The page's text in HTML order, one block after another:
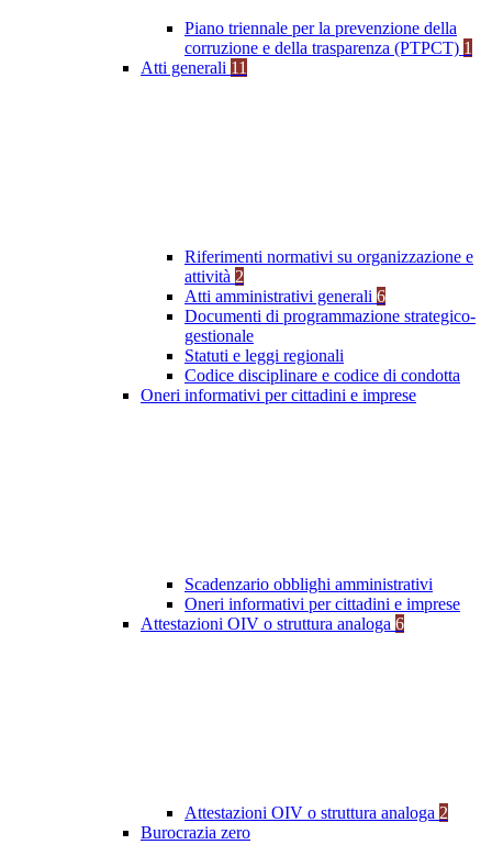
Piano triennale per la prevenzione della
corruzione e della trasparenza (PTPCT) 1
Atti generali 11
Riferimenti normativi su organizzazione e
attività 2
Atti amministrativi generali 6
Documenti di programmazione strategico-
gestionale
Statuti e leggi regionali
Codice disciplinare e codice di condotta
Oneri informativi per cittadini e imprese
Scadenzario obblighi amministrativi
Oneri informativi per cittadini e imprese
Attestazioni OIV o struttura analoga 6
Attestazioni OIV o struttura analoga 2
Burocrazia zero